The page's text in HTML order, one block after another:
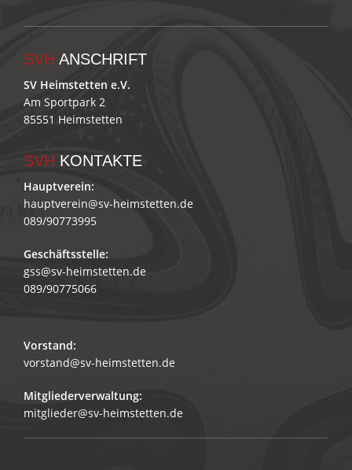
SVH ANSCHRIFT
SV Heimstetten e.V.
Am Sportpark 2
85551 Heimstetten
SVH KONTAKTE
Hauptverein:
hauptverein@sv-heimstetten.de
089/90773995
Geschäftsstelle:
gss@sv-heimstetten.de
089/90775066
Vorstand:
vorstand@sv-heimstetten.de
Mitgliederverwaltung:
mitglieder@sv-heimstetten.de